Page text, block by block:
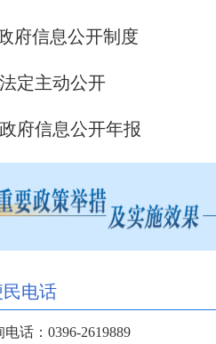
府信息公开制度
法定主动公开
政府信息公开年报
民电话
电话：0396-2619889